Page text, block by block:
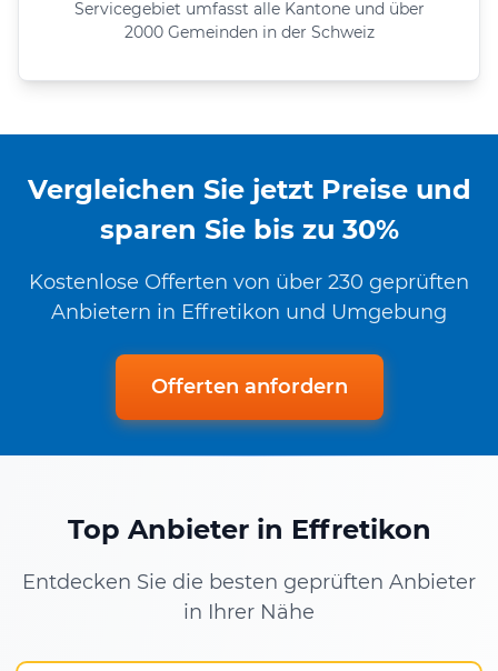
Servicegebiet umfasst alle Kantone und über
2000 Gemeinden in der Schweiz
Vergleichen Sie jetzt Preise und
sparen Sie bis zu 30%
Kostenlose Offerten von über 230 geprüften
Anbietern in Effretikon und Umgebung
Offerten anfordern
Top Anbieter in Effretikon
Entdecken Sie die besten geprüften Anbieter
in Ihrer Nähe